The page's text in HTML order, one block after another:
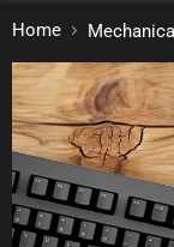
Home